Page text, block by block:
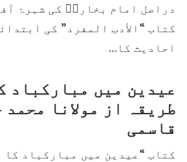
دراصل امام بخاریؒ کی شہرۂ
کتاب “الأدب المفرد” کی
احادیث کا…
عیدین میں مبارکباد
طریقہ از مولانا
قاسمی
کتاب “عیدین میں مبارکباد کا